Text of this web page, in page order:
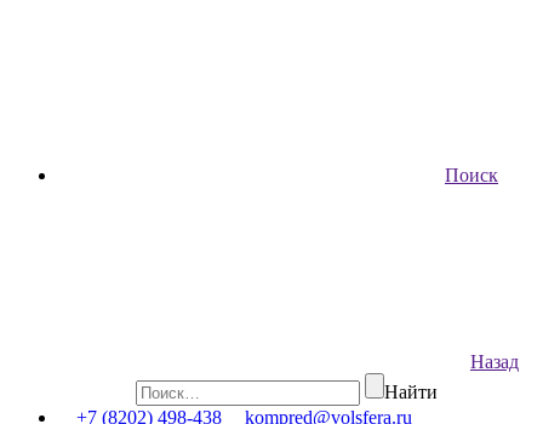
Поиск
Назад
Найти
+7 (8202) 498-438
kompred@volsfera.ru